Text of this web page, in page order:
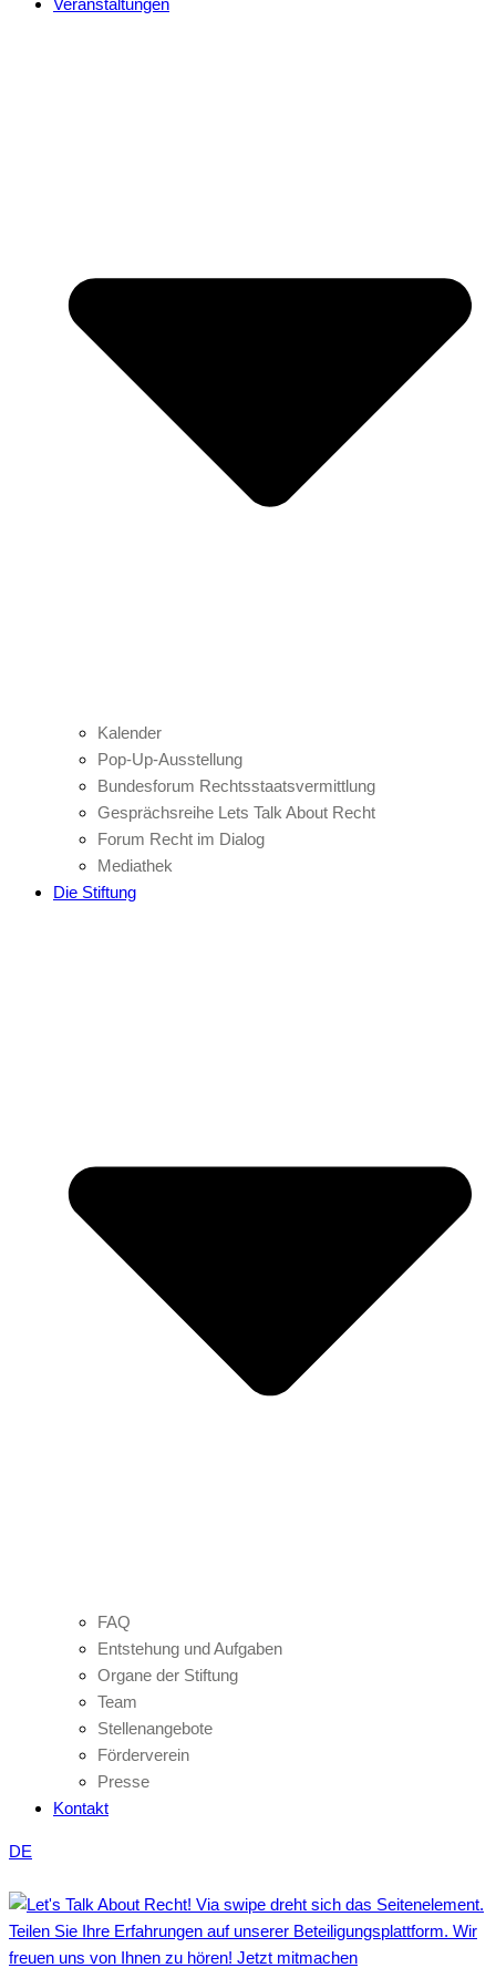
Veranstaltungen
Kalender
Pop-Up-Ausstellung
Bundesforum Rechtsstaatsvermittlung
Gesprächsreihe Lets Talk About Recht
Forum Recht im Dialog
Mediathek
Die Stiftung
FAQ
Entstehung und Aufgaben
Organe der Stiftung
Team
Stellenangebote
Förderverein
Presse
Kontakt
DE
Teilen Sie Ihre Erfahrungen auf unserer Beteiligungsplattform. Wir
freuen uns von Ihnen zu hören! Jetzt mitmachen